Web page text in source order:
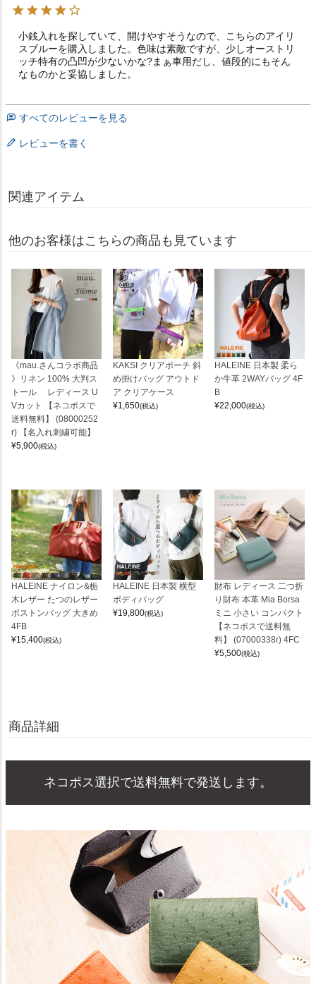
小銭入れを探していて、開けやすそうなので、こちらのアイリ
スブルーを購入しました。色味は素敵ですが、少しオーストリ
ッチ特有の凸凹が少ないかな?まぁ車用だし、値段的にもそん
なものかと妥協しました。
すべてのレビューを見る
レビューを書く
関連アイテム
他のお客様はこちらの商品も見ています
《mau.さんコラボ商品
》リネン 100% 大判ス
トール レディース U
Vカット 【ネコポスで
送料無料】 (08000252
r) 【名入れ刺繍可能】
¥5,900(税込)
KAKSI クリアポーチ 斜
め掛けバッグ アウトド
ア クリアケース
¥1,650(税込)
HALEINE 日本製 柔ら
か牛革 2WAYバッグ 4F
B
¥22,000(税込)
HALEINE ナイロン&栃
木レザー たつのレザー
ボストンバッグ 大きめ
4FB
¥15,400(税込)
HALEINE 日本製 横型
ボディバッグ
¥19,800(税込)
財布 レディース 二つ折
り財布 本革 Mia Borsa
ミニ 小さい コンパクト
【ネコポスで送料無
料】 (07000338r) 4FC
¥5,500(税込)
商品詳細
ネコポス選択で送料無料で発送します。